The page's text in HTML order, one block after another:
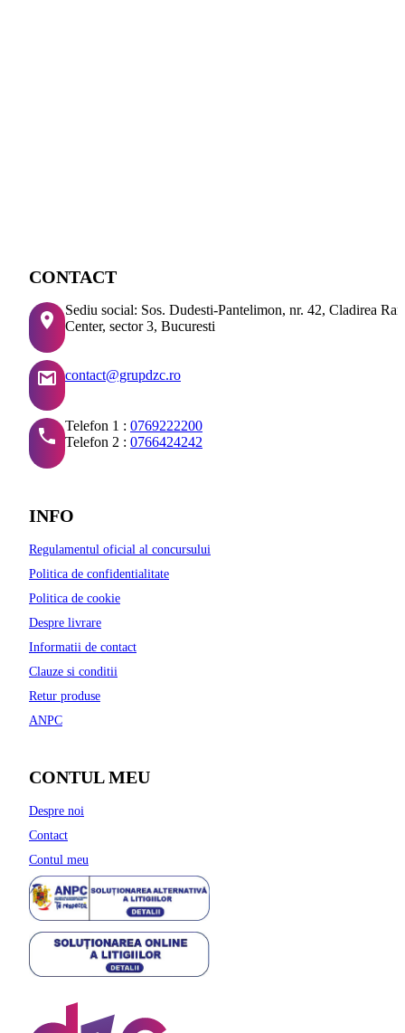
CONTACT
Sediu social: Sos. Dudesti-Pantelimon, nr. 42, Cladirea
Center, sector 3, Bucuresti
contact@grupdzc.ro
Telefon 1 : 0769222200
Telefon 2 : 0766424242
INFO
Regulamentul oficial al concursului
Politica de confidentialitate
Politica de cookie
Despre livrare
Informatii de contact
Clauze si conditii
Retur produse
ANPC
CONTUL MEU
Despre noi
Contact
Contul meu